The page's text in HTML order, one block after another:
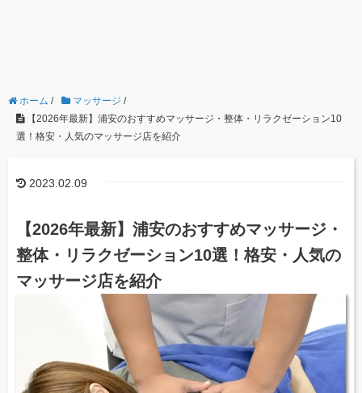
ホーム / マッサージ /
【2026年最新】浦安のおすすめマッサージ・整体・リラクゼーション10
選！格安・人気のマッサージ店を紹介
2023.02.09
【2026年最新】浦安のおすすめマッサージ・
整体・リラクゼーション10選！格安・人気の
マッサージ店を紹介